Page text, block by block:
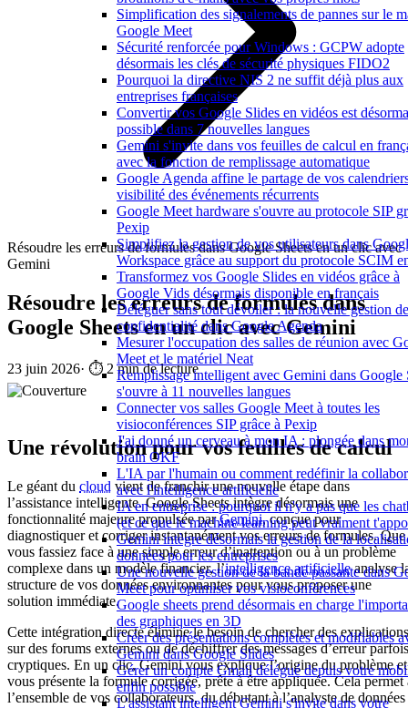
Simplification des signalements de pannes sur le
Google Meet
Sécurité renforcée pour Windows : GCPW adopte
désormais les clés de sécurité physiques FIDO2
Pourquoi la directive NIS 2 ne suffit déjà plus aux
entreprises françaises
Convertir vos Google Slides en vidéos est
possible dans 7 nouvelles langues
Gemini s'invite dans vos feuilles de calcul en
avec la fonction de remplissage automatique
Google Agenda affine le partage de vos
visibilité des événements récurrents
Google Meet hardware s'ouvre au protocole SIP
Pexip
Simplifiez la gestion de vos utilisateurs dans
Workspace grâce au support du protocole SCIM
Transformez vos Google Slides en vidéos grâce à
Google Vids désormais disponible en français
Déléguer sans tout dévoiler : la nouvelle gestion
confidentialité dans Google Agenda
Mesurer l'occupation des salles de réunion avec
Meet et le matériel Neat
Remplissage intelligent avec Gemini dans Google
s'ouvre à 11 nouvelles langues
Connecter vos salles Google Meet à toutes les
visioconférences SIP grâce à Pexip
J'ai donné un cerveau à mon IA : plongée dans
brain OKF
L'IA par l'humain ou comment redéfinir la
avec l'intelligence artificielle
IA en entreprise : pourquoi il n'y a pas que les
(et ce que le machine learning peut vraiment
Gemini intègre désormais la gestion de la
données pour les entreprises
Une nouvelle gestion de la bande passante dans
Meet pour optimiser vos visioconférences
Google sheets prend désormais en charge
des graphiques en 3D
Créer des présentations complètes et modifiables
Gemini dans Google Slides
Gérer un compte Gmail délégué depuis votre
enfin possible
L'assistant intelligent Gemini s'invite dans votre
Résoudre les erreurs de formules dans Google Sheets en un clic avec
Gemini
Résoudre les erreurs de formules dans
Google Sheets en un clic avec Gemini
23 juin 2026· ⏱️ 2 min de lecture
Une révolution pour vos feuilles de calcul
Le géant du cloud vient de franchir une nouvelle étape dans
l’assistance intelligente. Google Sheets intègre désormais une
fonctionnalité majeure propulsée parGemini, conçue pour
diagnostiquer et corriger instantanément vos erreurs de formules. Que
vous fassiez face à une simple erreur d’inattention ou à un problème
complexe dans un modèle financier, l’intelligence artificielleanalyse
structure de vos données environnantes pour vous proposer une
solution immédiate.
Cette intégration directe élimine le besoin de chercher des explications
sur des forums externes ou de déchiffrer des messages d’erreur parfois
cryptiques. En un clic, Gemini vous explique l’origine du problème et
vous présente la formule corrigée, prête à être appliquée. Cela permet
l’ensemble de vos collaborateurs, du débutant à l’analyste de données